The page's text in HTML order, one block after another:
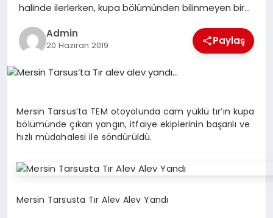
POLITIKA
YAŞAM
ILETİŞİM
KÜNYE
halinde ilerlerken, kupa bölümünden bilinmeyen bir…
Admin
20 Haziran 2019 Paylaş
Mersin Tarsus’ta TEM otoyolunda cam yüklü tır’ın kupa
bölümünde çıkan yangın, itfaiye ekiplerinin başarılı ve
hızlı müdahalesi ile söndürüldü.
Mersin Tarsusta Tır Alev Alev Yandı